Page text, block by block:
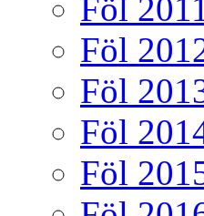
Föl 2011
Föl
Föl
Föl
Föl